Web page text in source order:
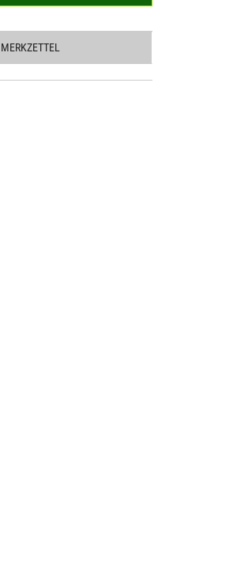
MERKZETTEL